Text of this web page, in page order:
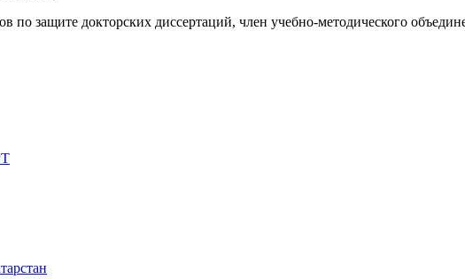
защите докторских диссертаций, член учебно-методического